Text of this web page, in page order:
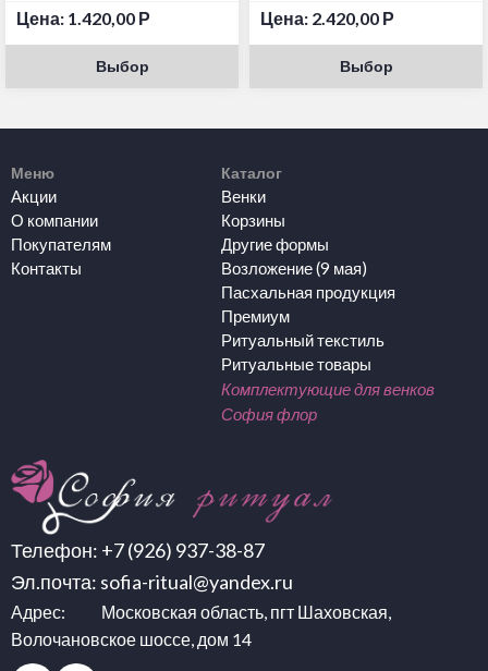
Цена: 1.420,00 Р
Выбор
Цена: 2.420,00 Р
Выбор
Телефон: +7 (926) 937-38-87
Эл.почта: sofia-ritual@yandex.ru
Адрес: Московская область, пгт Шаховская,
Волочановское шоссе, дом 14
Меню
Акции
О компании
Покупателям
Контакты
Каталог
Венки
Корзины
Другие формы
Возложение (9 мая)
Пасхальная продукция
Премиум
Ритуальный текстиль
Ритуальные товары
Комплектующие для венков
София флор